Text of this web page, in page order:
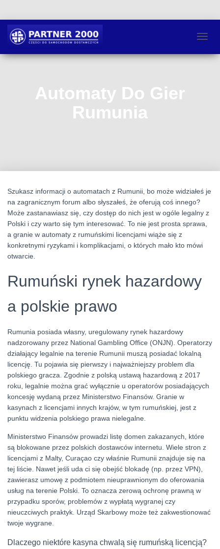
R
Ę
Automaty Do Gier
Rumunia
Szukasz informacji o automatach z Rumunii, bo może widziałeś je
na zagranicznym forum albo słyszałeś, że oferują coś innego?
Może zastanawiasz się, czy dostęp do nich jest w ogóle legalny z
Polski i czy warto się tym interesować. To nie jest prosta sprawa,
a granie w automaty z rumuńskimi licencjami wiąże się z
konkretnymi ryzykami i komplikacjami, o których mało kto mówi
otwarcie.
Rumuński rynek hazardowy
a polskie prawo
Rumunia posiada własny, uregulowany rynek hazardowy
nadzorowany przez National Gambling Office (ONJN). Operatorzy
działający legalnie na terenie Rumunii muszą posiadać lokalną
licencję. Tu pojawia się pierwszy i najważniejszy problem dla
polskiego gracza. Zgodnie z polską ustawą hazardową z 2017
roku, legalnie można grać wyłącznie u operatorów posiadających
koncesję wydaną przez Ministerstwo Finansów. Granie w
kasynach z licencjami innych krajów, w tym rumuńskiej, jest z
punktu widzenia polskiego prawa nielegalne.
Ministerstwo Finansów prowadzi listę domen zakazanych, które
są blokowane przez polskich dostawców internetu. Wiele stron z
licencjami z Malty, Curaçao czy właśnie Rumunii znajduje się na
tej liście. Nawet jeśli uda ci się obejść blokadę (np. przez VPN),
zawierasz umowę z podmiotem nieuprawnionym do oferowania
usług na terenie Polski. To oznacza zerową ochronę prawną w
przypadku sporów, problemów z wypłatą wygranej czy
nieuczciwych praktyk. Urząd Skarbowy może też zakwestionować
twoje wygrane.
Dlaczego niektóre kasyna chwalą się rumuńską licencją?